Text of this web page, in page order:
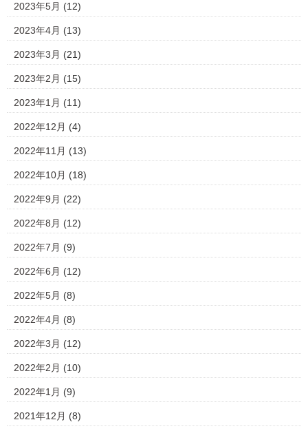
2023年5月 (12)
2023年4月 (13)
2023年3月 (21)
2023年2月 (15)
2023年1月 (11)
2022年12月 (4)
2022年11月 (13)
2022年10月 (18)
2022年9月 (22)
2022年8月 (12)
2022年7月 (9)
2022年6月 (12)
2022年5月 (8)
2022年4月 (8)
2022年3月 (12)
2022年2月 (10)
2022年1月 (9)
2021年12月 (8)